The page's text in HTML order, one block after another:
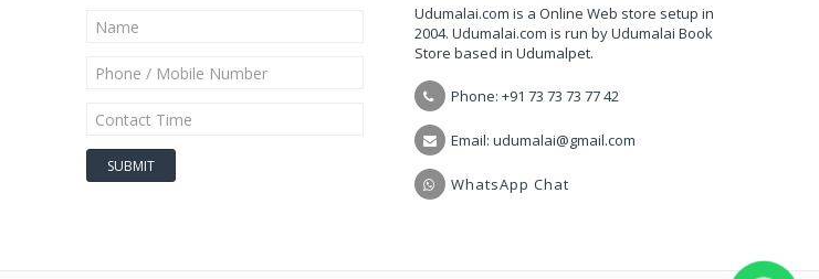
Udumalai.com is a Online Web store setup in
2004. Udumalai.com is run by Udumalai Book
Store based in Udumalpet.
Phone: +91 73 73 73 77 42
Email: udumalai@gmail.com
WhatsApp Chat